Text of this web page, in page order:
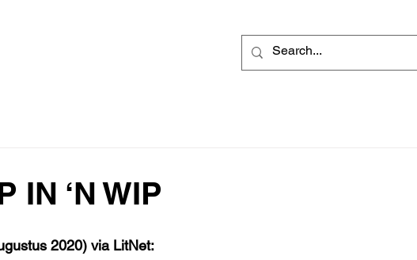
IN ‘N WIP
2020) via LitNet: